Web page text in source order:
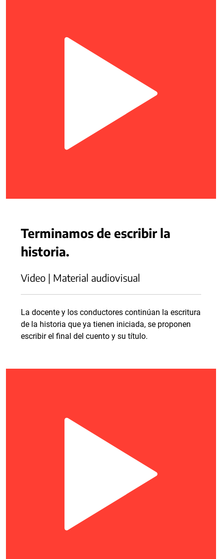
Terminamos de escribir la
historia.
Video | Material audiovisual
La docente y los conductores continúan la escritura
de la historia que ya tienen iniciada, se proponen
escribir el final del cuento y su título.